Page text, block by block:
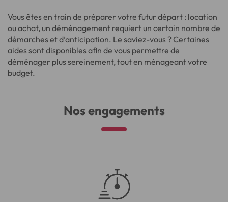
Vous êtes en train de préparer votre futur départ : location
ou achat, un déménagement requiert un certain nombre de
démarches et d’anticipation. Le saviez-vous ? Certaines
aides sont disponibles afin de vous permettre de
déménager plus sereinement, tout en ménageant votre
budget.
Nos engagements